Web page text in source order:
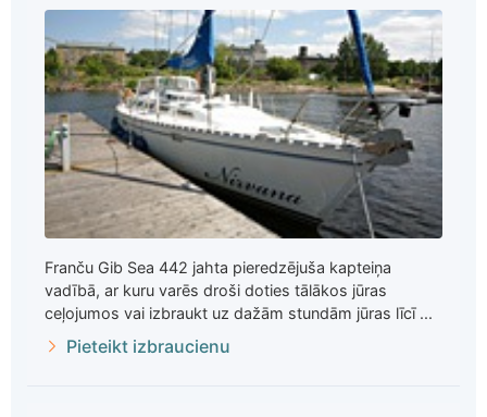
Franču Gib Sea 442 jahta pieredzējuša kapteiņa
vadībā, ar kuru varēs droši doties tālākos jūras
ceļojumos vai izbraukt uz dažām stundām jūras līcī ...
Pieteikt izbraucienu